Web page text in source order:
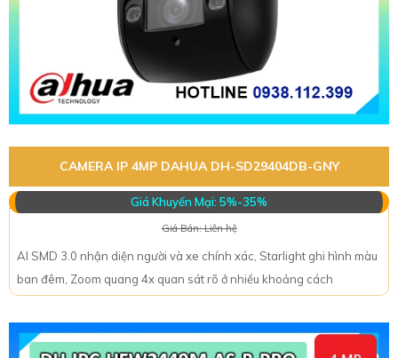
CAMERA IP 4MP DAHUA DH-SD29404DB-GNY
Giá Khuyến Mại: 5%-35%
Giá Bán: Liên hệ
AI SMD 3.0 nhận diện người và xe chính xác, Starlight ghi hình màu
ban đêm, Zoom quang 4x quan sát rõ ở nhiều khoảng cách